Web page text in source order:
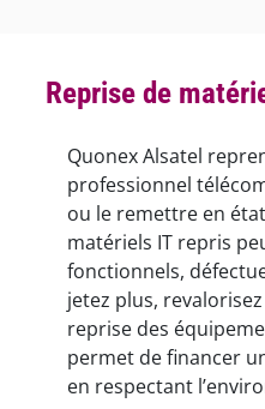
Reprise de
Quonex Alsatel
professionnel
ou le remettre en
matériels IT repris
fonctionnels,
jetez plus,
reprise des
permet de financer
en respectant